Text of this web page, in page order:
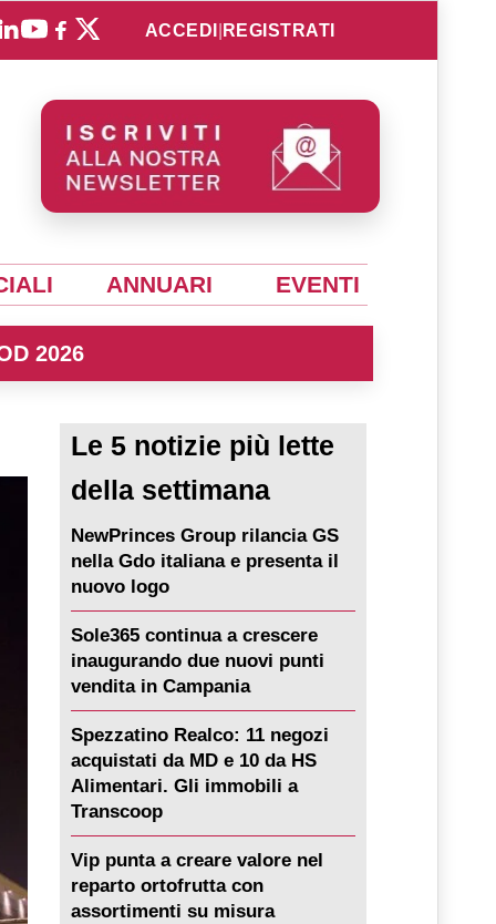
ACCEDI REGISTRATI
ANNUARI EVENTI
2026
Le 5 notizie più lette
della settimana
NewPrinces Group rilancia GS
nella Gdo italiana e presenta il
nuovo logo
Sole365 continua a crescere
inaugurando due nuovi punti
vendita in Campania
Spezzatino Realco: 11 negozi
acquistati da MD e 10 da HS
Alimentari. Gli immobili a
Transcoop
Vip punta a creare valore nel
reparto ortofrutta con
assortimenti su misura